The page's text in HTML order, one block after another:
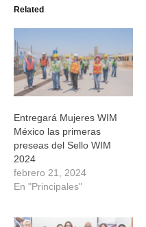
abre
una
nueva)
una
nueva)
una
nueva)
Related
Entregará Mujeres WIM
México las primeras
preseas del Sello WIM
2024
febrero 21, 2024
En "Principales"